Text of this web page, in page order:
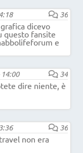
36
dicevo
questo fansite
e
34
dire niente, è
36
non era